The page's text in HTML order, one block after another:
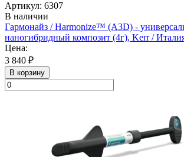
Артикул: 6307
В наличии
Гармонайз / Harmonize™ (А3D) -
наногибридный композит (4г), Kerr /
Цена:
3 840 ₽
В корзину